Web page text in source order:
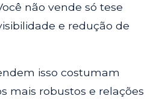
não vende só tese
e redução de
isso costumam
mais robustos e relações